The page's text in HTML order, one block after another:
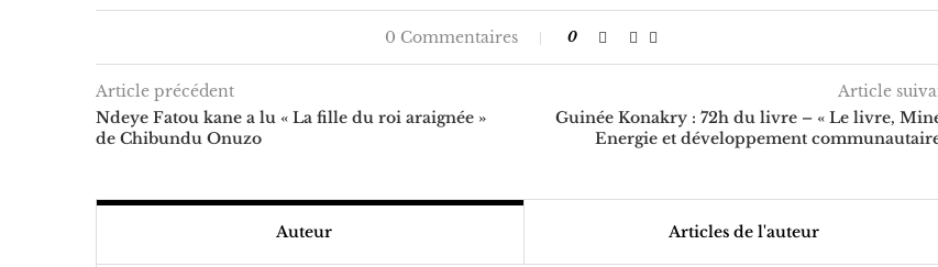
0 Commentaires 0
Article précédent
Ndeye Fatou kane a lu « La fille du roi araignée »
de Chibundu Onuzo
Article
Guinée Konakry : 72h du livre – « Le livre,
Energie et développement
Auteur Articles de l'auteur